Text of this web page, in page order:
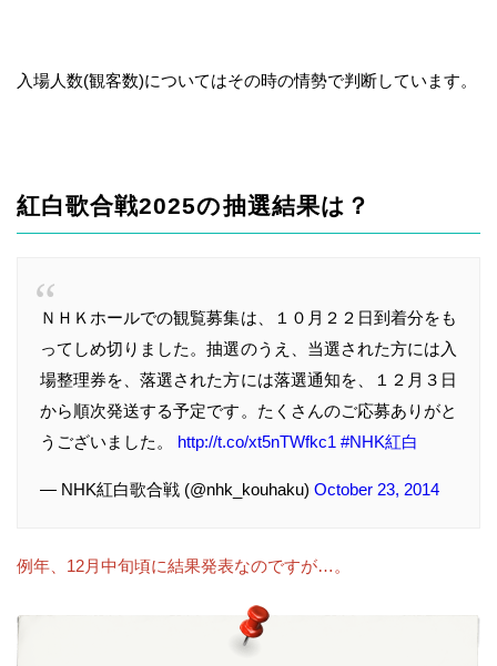
入場人数(観客数)についてはその時の情勢で判断しています。
紅白歌合戦2025の抽選結果は？
ＮＨＫホールでの観覧募集は、１０月２２日到着分をも
ってしめ切りました。抽選のうえ、当選された方には入
場整理券を、落選された方には落選通知を、１２月３日
から順次発送する予定です。たくさんのご応募ありがと
うございました。 http://t.co/xt5nTWfkc1 #NHK紅白
— NHK紅白歌合戦 (@nhk_kouhaku) October 23, 2014
例年、12月中旬頃に結果発表なのですが…。